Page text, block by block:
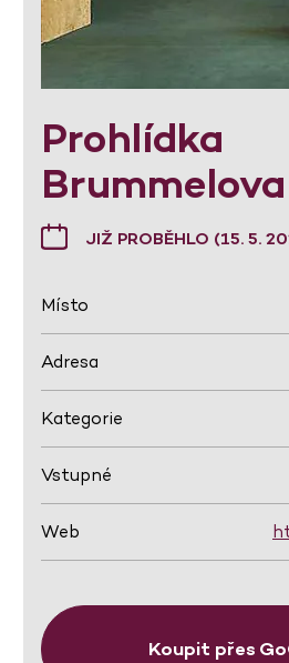
Prohlídka
JIŽ PROBĚHLO (15. 5.
Místo
Adresa
Kategorie
Vstupné
Web
Koupit přes